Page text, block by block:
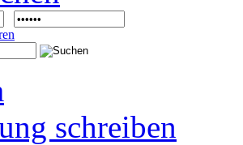
schreiben